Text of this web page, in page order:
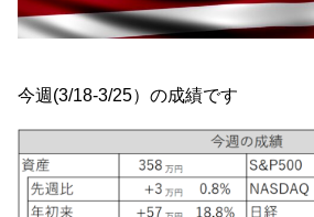
今週(3/18-3/25）の成績です